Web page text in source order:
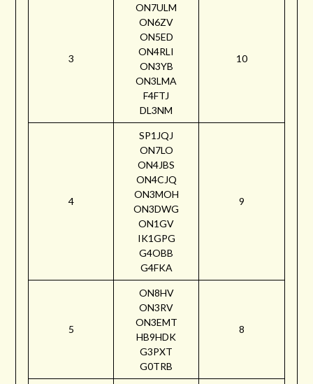
3
ON7ULM
ON6ZV
ON5ED
ON4RLI
ON3YB
ON3LMA
F4FTJ
DL3NM
10
4
SP1JQJ
ON7LO
ON4JBS
ON4CJQ
ON3MOH
ON3DWG
ON1GV
IK1GPG
G4OBB
G4FKA
9
5
ON8HV
ON3RV
ON3EMT
HB9HDK
G3PXT
G0TRB
8